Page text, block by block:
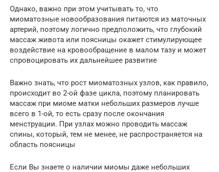
Однако, важно при этом учитывать то, что
миоматозные новообразования питаются из маточных
артерий, поэтому логично предположить, что глубокий
массаж живота или поясницы окажет стимулирующее
воздействие на кровообращение в малом тазу и может
спровоцировать их дальнейшее развитие
Важно знать, что рост миоматозных узлов, как правило,
происходит во 2-ой фазе цикла, поэтому планировать
массаж при миоме матки небольших размеров лучше
всего в 1-ой, то есть сразу после окончания
менструации. При узлах можно проводить массаж
спины, который, тем не менее, не распространяется на
область поясницы
Если Вы знаете о наличии миомы даже небольших